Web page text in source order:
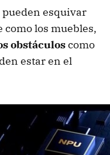
esquivar
como los muebles,
obstáculoscomo
estar en el